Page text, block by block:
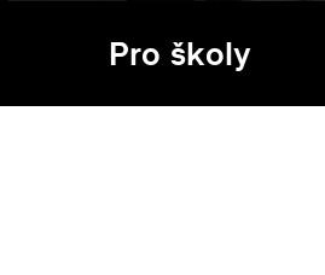
Pro školy